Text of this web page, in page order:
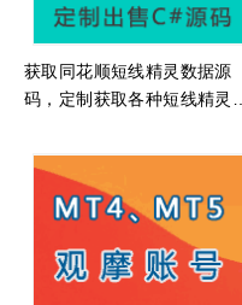
获取同花顺短线精灵数据源
码，定制获取各种短线精灵类